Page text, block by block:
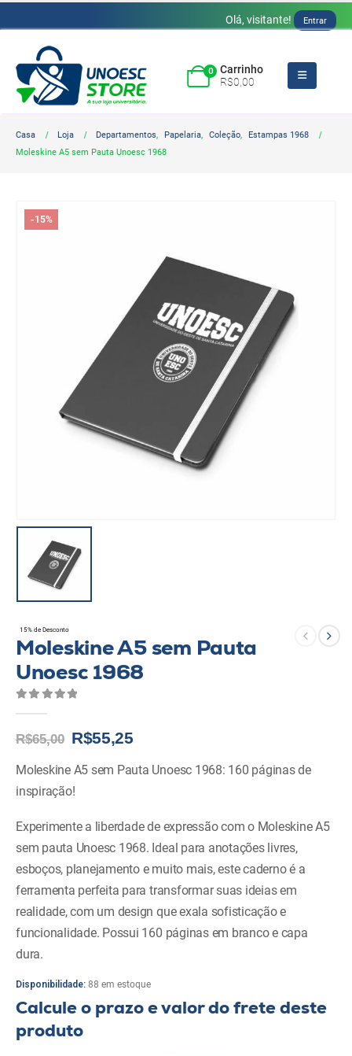
Olá, visitante! Entrar
0
Carrinho
R$0,00
Casa Loja Departamentos, Papelaria, Coleção,
Estampas 1968
Moleskine A5 sem Pauta Unoesc 1968
-15%
15% de Desconto
Moleskine A5 sem Pauta
Unoesc 1968
R$65,00 Original
was:
R$65,00.
R$55,25Current
is:
Moleskine A5 sem Pauta Unoesc 1968: 160 páginas de
inspiração!
Experimente a liberdade de expressão com o Moleskine A5
sem pauta Unoesc 1968. Ideal para anotações livres,
esboços, planejamento e muito mais, este caderno é a
ferramenta perfeita para transformar suas ideias em
realidade, com um design que exala sofisticação e
funcionalidade. Possui 160 páginas em branco e capa
dura.
Disponibilidade: 88 em estoque
Calcule o prazo e valor do frete deste
produto